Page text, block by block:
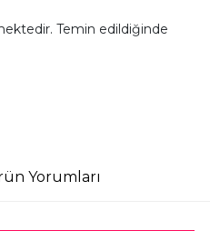
Temin edildiğinde
Yorumları